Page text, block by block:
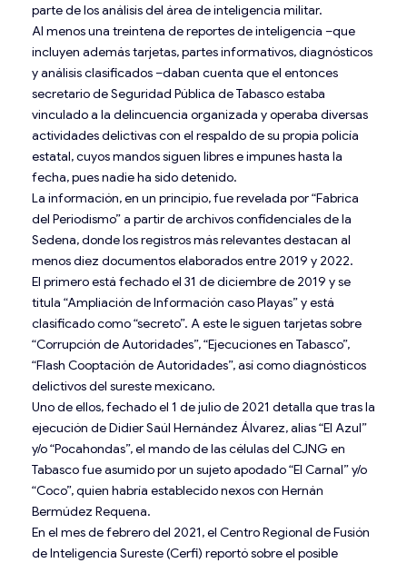
parte de los análisis del área de inteligencia militar.
Al menos una treintena de reportes de inteligencia –que
incluyen además tarjetas, partes informativos, diagnósticos
y análisis clasificados –daban cuenta que el entonces
secretario de Seguridad Pública de Tabasco estaba
vinculado a la delincuencia organizada y operaba diversas
actividades delictivas con el respaldo de su propia policía
estatal, cuyos mandos siguen libres e impunes hasta la
fecha, pues nadie ha sido detenido.
La información, en un principio, fue revelada por “Fabrica
del Periodismo” a partir de archivos confidenciales de la
Sedena, donde los registros más relevantes destacan al
menos diez documentos elaborados entre 2019 y 2022.
El primero está fechado el 31 de diciembre de 2019 y se
titula “Ampliación de Información caso Playas” y está
clasificado como “secreto”. A este le siguen tarjetas sobre
“Corrupción de Autoridades”, “Ejecuciones en Tabasco”,
“Flash Cooptación de Autoridades”, así como diagnósticos
delictivos del sureste mexicano.
Uno de ellos, fechado el 1 de julio de 2021 detalla que tras la
ejecución de Didier Saúl Hernández Álvarez, alias “El Azul”
y/o “Pocahondas”, el mando de las células del CJNG en
Tabasco fue asumido por un sujeto apodado “El Carnal” y/o
“Coco”, quien habría establecido nexos con Hernán
Bermúdez Requena.
En el mes de febrero del 2021, el Centro Regional de Fusión
de Inteligencia Sureste (Cerfi) reportó sobre el posible